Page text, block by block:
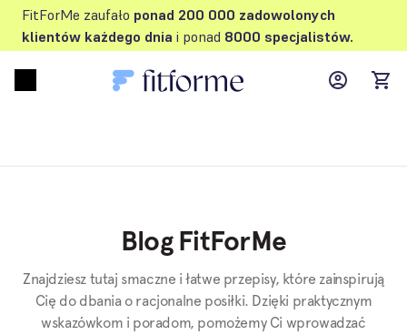
FitForMe zaufało ponad 200 000 zadowolonych
klientów każdego dnia i ponad 8000 specjalistów.
MyFFM
Blog FitForMe
Znajdziesz tutaj smaczne i łatwe przepisy, które zainspirują
Cię do dbania o racjonalne posiłki. Dzięki praktycznym
wskazówkom i poradom, pomożemy Ci wprowadzać